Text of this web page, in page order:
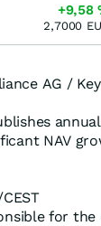
AG /
NAV
for
+9,58
2,7000